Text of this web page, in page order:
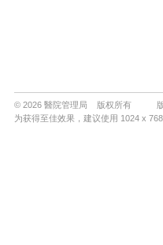
© 2026 醫院管理局 版权所有
为获得至佳效果，建议使用 1024 x